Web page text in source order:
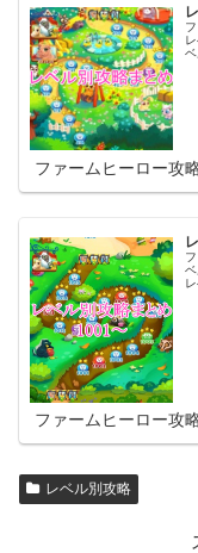
ファームヒーロー攻
ファームヒーロー攻
レベル別攻略